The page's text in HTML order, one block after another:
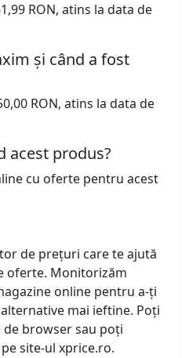
RON, atins la data de
și când a fost
RON, atins la data de
acest produs?
cu oferte pentru acest
de prețuri care te ajută
oferte. Monitorizăm
online pentru a-ți
mai ieftine. Poți
de browser sau poți
site-ul xprice.ro.